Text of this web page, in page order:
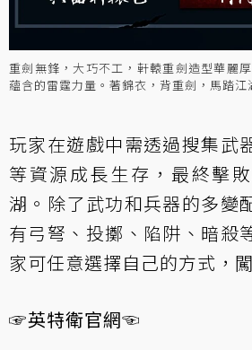
重劍無鋒，大巧不工，軒轅重劍造型華麗
蘊含的雷霆力量。著錦衣，背重劍，馬踏江
玩家在遊戲中需透過搜集武
等資源成長生存，最終擊
湖。除了武功和兵器的多變
有弓弩、投擲、陷阱、暗殺
家可任意選擇自己的方式，
☞英特衛官網☜